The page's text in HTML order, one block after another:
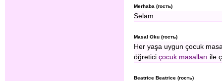
Merhaba (гость)
Selam
Masal Oku (гость)
Her yaşa uygun çocuk
öğretici çocuk masalları ile
Beatrice Beatrice (гость)